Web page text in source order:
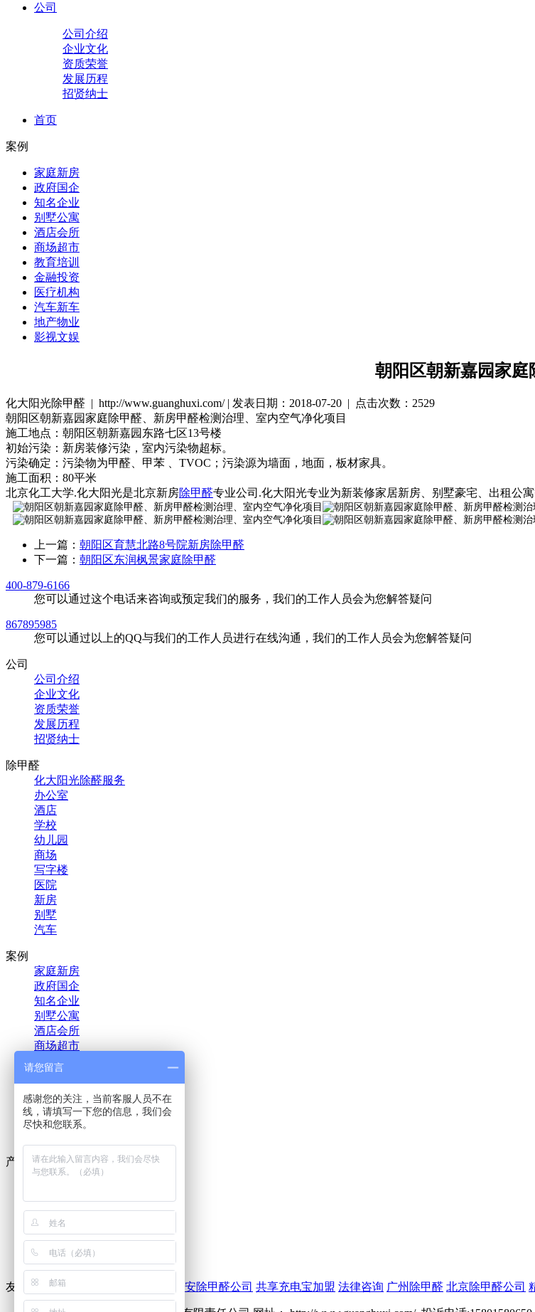
公司
公司介绍
企业文化
资质荣誉
发展历程
招贤纳士
首页
案例
家庭新房
政府国企
知名企业
别墅公寓
酒店会所
商场超市
教育培训
金融投资
医疗机构
汽车新车
地产物业
影视文娱
朝阳区朝新嘉园家庭
化大阳光除甲醛 | http://www.guanghuxi.com/ | 发表日期：2018-07-20 | 点击次数：2529
朝阳区朝新嘉园家庭除甲醛、新房甲醛检测治理、室内空气净化项目
施工地点：朝阳区朝新嘉园东路七区13号楼
初始污染：新房装修污染，室内污染物超标。
污染确定：污染物为甲醛、甲苯 、TVOC；污染源为墙面，地面，板材家具。
施工面积：80平米
北京化工大学.化大阳光是北京新房除甲醛专业公司.化大阳光专业为新装修家居新房、别墅豪宅、出租公
上一篇： 朝阳区育慧北路8号院新房除甲醛
下一篇： 朝阳区东润枫景家庭除甲醛
400-879-6166
您可以通过这个电话来咨询或预定我们的服务，我们的工作人员会为您解答疑问
867895985
您可以通过以上的QQ与我们的工作人员进行在线沟通，我们的工作人员会为您解答疑问
公司
公司介绍
企业文化
资质荣誉
发展历程
招贤纳士
除甲醛
化大阳光除醛服务
办公室
酒店
学校
幼儿园
商场
写字楼
医院
新房
别墅
汽车
案例
家庭新房
政府国企
知名企业
别墅公寓
酒店会所
商场超市
教育培训
金融投资
汽车新车
地产物业
产品
室内除甲醛药剂
单过硫酸氢钾消毒剂
友情链接： 西安除甲醛公司 共享充电宝加盟 法律咨询 广州除甲醛 北京除甲醛公司
请您留言
感谢您的关注，当前客服人员不在
线，请填写一下您的信息，我们会
尽快和您联系。